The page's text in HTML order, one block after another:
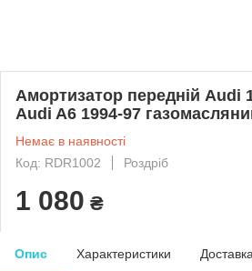
Амортизатор передній Audi
Audi A6 1994-97
Немає в наявності
Код: RDR1002
Роздріб
1 080 ₴
Опис Характеристики Доставка